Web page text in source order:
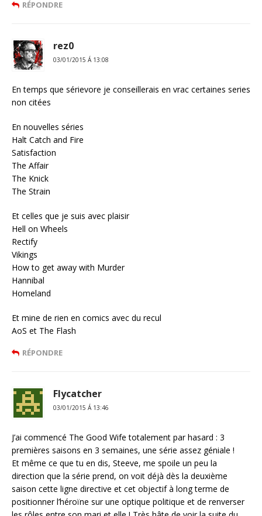
RÉPONDRE
rez0
03/01/2015 Á 13:08
En temps que sérievore je conseillerais en vrac certaines series
non citées
En nouvelles séries
Halt Catch and Fire
Satisfaction
The Affair
The Knick
The Strain
Et celles que je suis avec plaisir
Hell on Wheels
Rectify
Vikings
How to get away with Murder
Hannibal
Homeland
Et mine de rien en comics avec du recul
AoS et The Flash
RÉPONDRE
Flycatcher
03/01/2015 Á 13:46
J’ai commencé The Good Wife totalement par hasard : 3
premières saisons en 3 semaines, une série assez géniale !
Et même ce que tu en dis, Steeve, me spoile un peu la
direction que la série prend, on voit déjà dès la deuxième
saison cette ligne directive et cet objectif à long terme de
positionner l’héroïne sur une optique politique et de renverser